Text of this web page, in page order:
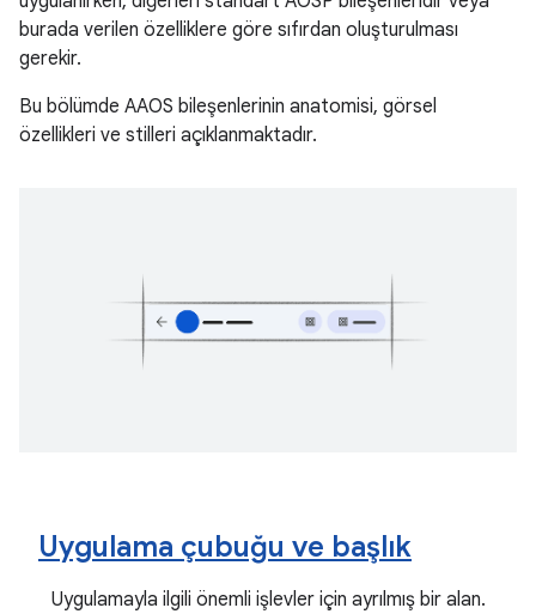
burada verilen özelliklere göre sıfırdan oluşturulması
gerekir.
Bu bölümde AAOS bileşenlerinin anatomisi, görsel
özellikleri ve stilleri açıklanmaktadır.
Uygulama çubuğu ve başlık
Uygulamayla ilgili önemli işlevler için ayrılmış bir alan.